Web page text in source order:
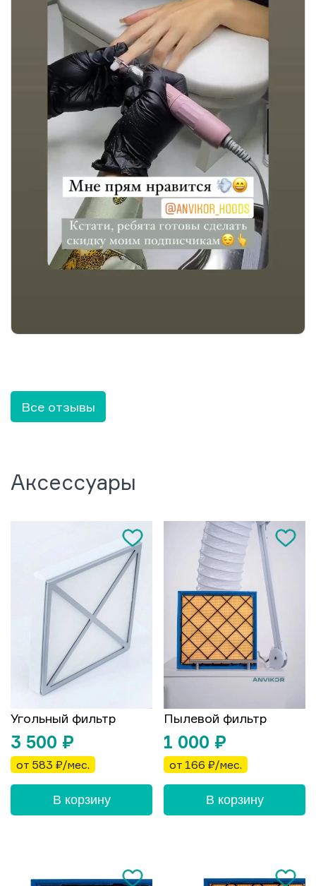
Все отзывы
Аксессуары
Угольный фильтр
3 500 ₽
от 583 ₽/мес.
В корзину
Пылевой фильтр
1 000 ₽
от 166 ₽/мес.
В корзину